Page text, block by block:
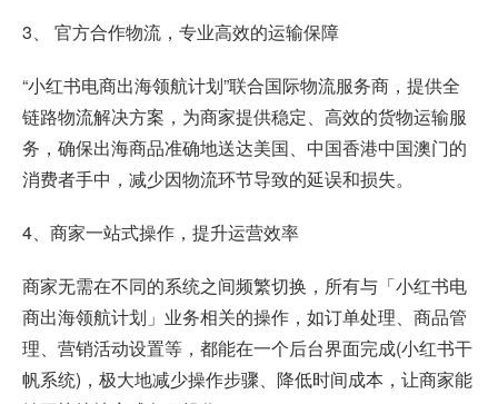
3、 官方合作物流，专业高效的运输保障
“小红书电商出海领航计划”联合国际物流服务商，提供全
链路物流解决方案，为商家提供稳定、高效的货物运输服
务，确保出海商品准确地送达美国、中国香港中国澳门的
消费者手中，减少因物流环节导致的延误和损失。
4、商家一站式操作，提升运营效率
商家无需在不同的系统之间频繁切换，所有与「小红书电
商出海领航计划」业务相关的操作，如订单处理、商品管
理、营销活动设置等，都能在一个后台界面完成(小红书干
帆系统)，极大地减少操作步骤、降低时间成本，让商家能